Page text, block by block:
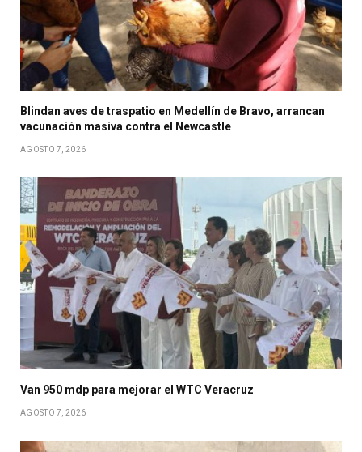
Blindan aves de traspatio en Medellín de Bravo, arrancan
vacunación masiva contra el Newcastle
AGOSTO 7, 2026
Van 950 mdp para mejorar el WTC Veracruz
AGOSTO 7, 2026